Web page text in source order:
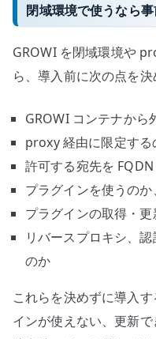
閉域環境で使うなら
GROWI を閉域環境や
ら、導入前に次の点を決
GROWI コンテナから
proxy 経由に限定する
許可する宛先を
プラグインを使うの
プラグインの取得・
リバースプロキシ、
のか
これらを決めずに導入
インが使えない、更新で